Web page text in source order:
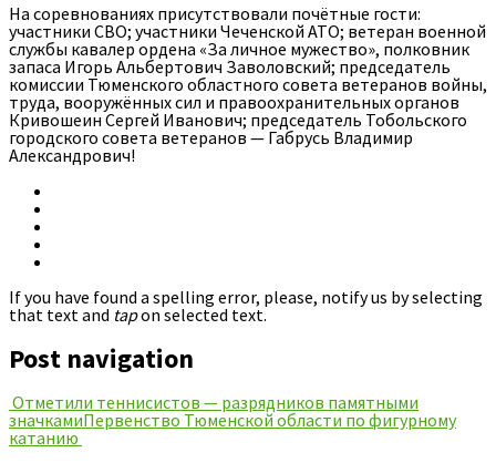
На соревнованиях присутствовали почëтные гости:
участники СВО; участники Чеченской АТО; ветеран военной
службы кавалер ордена «За личное мужество», полковник
запаса Игорь Альбертович Заволовский; председатель
комиссии Тюменского областного совета ветеранов войны,
труда, вооружённых сил и правоохранительных органов
Кривошеин Сергей Иванович; председатель Тобольского
городского совета ветеранов — Габрусь Владимир
Александрович!
If you have found a spelling error, please, notify us by selecting
that text and tapon selected text.
Post navigation
Отметили теннисистов — разрядников памятными
значкамиПервенство Тюменской области по фигурному
катанию